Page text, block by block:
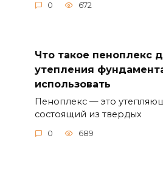
0 672
Что такое пеноплекс
утепления
использовать
Пеноплекс — это
состоящий из твердых
0 689